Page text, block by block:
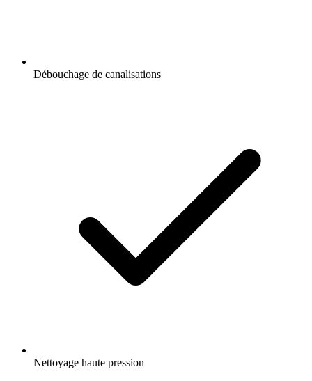
Débouchage de canalisations
Nettoyage haute pression